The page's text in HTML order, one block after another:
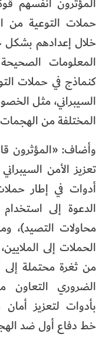
حملات التوعية من
خلال إعدادهم بشكل
المعلومات
كنماذج في حملات
السيبراني، مثل
المختلفة من الهجمات
وأضاف: «المؤثرون
تعزيز الأمن
أدوات في إطار
الدعوة إلى
محاولات التصيد)،
الحملات إلى
من ثغرة محتملة إلى
الضروري التعاون
بأدوات لتعزيز
خط دفاع أول ضد